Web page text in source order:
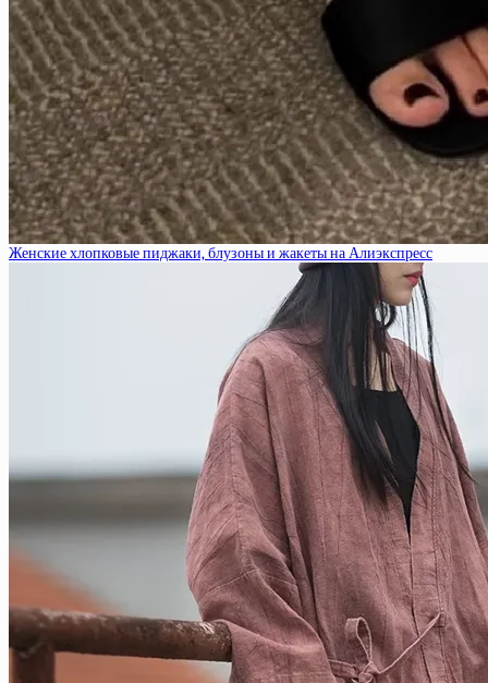
Женские хлопковые пиджаки, блузоны и жакеты на Алиэкспресс